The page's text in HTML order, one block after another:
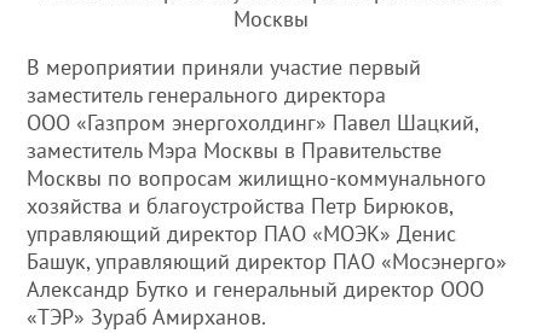
Москвы
В мероприятии приняли участие первый
заместитель генерального директора
ООО «Газпром энергохолдинг» Павел Шацкий,
заместитель Мэра Москвы в Правительстве
Москвы по вопросам жилищно-коммунального
хозяйства и благоустройства Петр Бирюков,
управляющий директор ПАО «МОЭК» Денис
Башук, управляющий директор ПАО «Мосэнерго»
Александр Бутко и генеральный директор ООО
«ТЭР» Зураб Амирханов.